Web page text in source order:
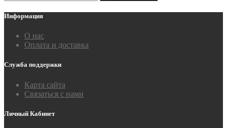
Информация
О нас
Оплата и доставка
Служба поддержки
Карта сайта
Связаться с нами
Личный Кабинет